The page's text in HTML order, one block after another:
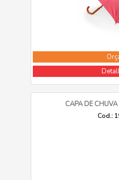
CAPA DE
Cod.: